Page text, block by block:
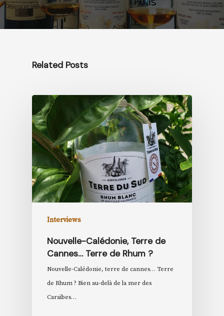
Related Posts
Interviews
Nouvelle-Calédonie, Terre de
Cannes… Terre de Rhum ?
Nouvelle-Calédonie, terre de cannes… Terre
de Rhum ? Bien au-delà de la mer des
Caraïbes…